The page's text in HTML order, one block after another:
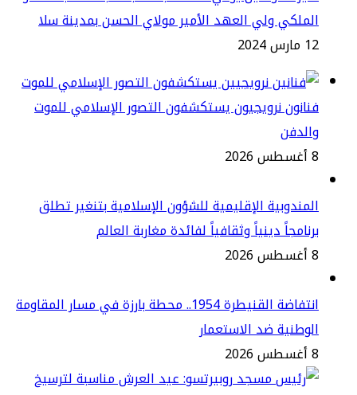
ولي العهد الأمير مولاي الحسن بمدينة سلا
نرويجيون يستكشفون التصور الإسلامي للموت
الإقليمية للشؤون الإسلامية بتنغير تطلق
دينياً وثقافياً لفائدة مغاربة العالم
انتفاضة القنيطرة 1954.. محطة بارزة في مسار المقاومة
ضد الاستعمار